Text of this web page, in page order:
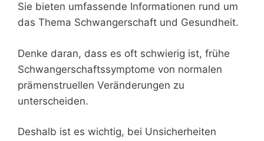
Sie bieten umfassende Informationen rund um
das Thema Schwangerschaft und Gesundheit.
Denke daran, dass es oft schwierig ist, frühe
Schwangerschaftssymptome von normalen
prämenstruellen Veränderungen zu
unterscheiden.
Deshalb ist es wichtig, bei Unsicherheiten